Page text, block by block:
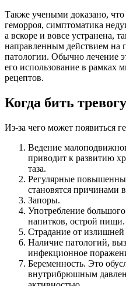
Также учеными доказано,
геморроя, симптоматика
а вскоре и вовсе устранена,
направленным действием на
патологии. Обычно лечение
его использование в рамках
рецептов.
Когда бить
Из-за чего может появиться
Ведение
приводит к развитию
таза.
Регулярные
становятся причинами
Запоры.
Употребление
напитков, острой пищи.
Страдание от излишней
Наличие патологий,
инфекционное
Беременность. Это
внутрибрюшным